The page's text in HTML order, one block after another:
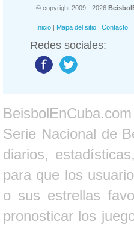
© copyright 2009 - 2026
Inicio | Mapa del sitio | Contacto
Redes sociales:
Serie Nacional de
diarios,
para que los
o sus estrellas
pronosticar los